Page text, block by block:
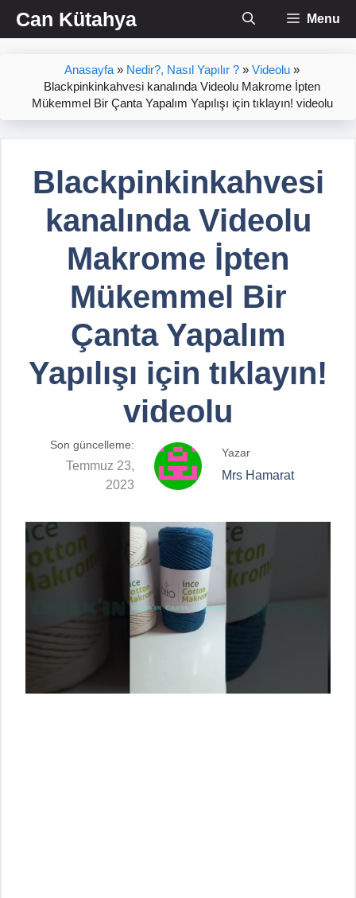
İçeriğe
atlaCan Kütahya Menu
Anasayfa » Nedir?, Nasıl Yapılır ? » Videolu »
Blackpinkinkahvesi kanalında Videolu Makrome İpten
Mükemmel Bir Çanta Yapalım Yapılışı için tıklayın! videolu
Blackpinkinkahvesi
kanalında Videolu
Makrome İpten
Mükemmel Bir
Çanta Yapalım
Yapılışı için tıklayın!
videolu
Son güncelleme:
Temmuz 23,
2023
Yazar
Mrs Hamarat